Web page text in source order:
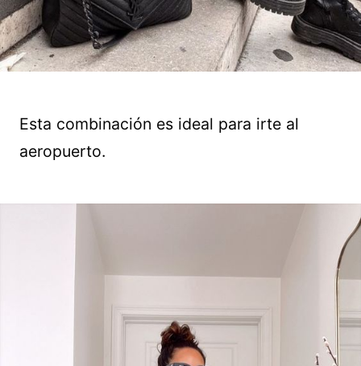
Esta combinación es ideal para irte al
aeropuerto.